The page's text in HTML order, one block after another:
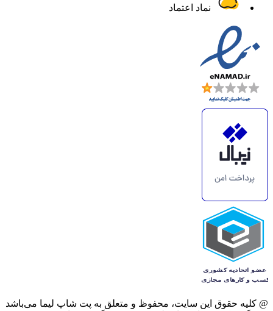
نماد اعتماد
@ کلیه حقوق این سایت، محفوظ و متعلق به پت شاپ لیما می‌باشد